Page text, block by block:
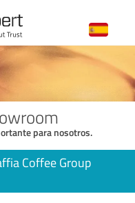
para nosotros.
Coffee Group